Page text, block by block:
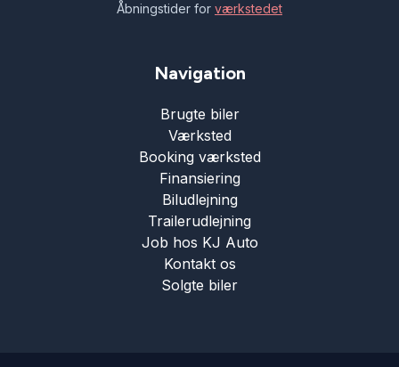
Åbningstider for værkstedet
Navigation
Brugte biler
Værksted
Booking værksted
Finansiering
Biludlejning
Trailerudlejning
Job hos KJ Auto
Kontakt os
Solgte biler